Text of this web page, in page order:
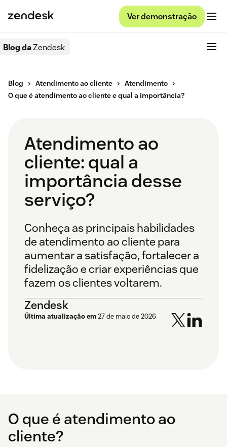
Ver demonstração
Blog daZendesk
Blog Atendimento ao cliente
Atendimento
O que é atendimento ao cliente e qual a importância?
Atendimento ao
cliente: qual a
importância desse
serviço?
Conheça as principais habilidades
de atendimento ao cliente para
aumentar a satisfação, fortalecer a
fidelização e criar experiências que
fazem os clientes voltarem.
Zendesk
Última atualização em27 de maio de 2026
O que é atendimento ao
cliente?